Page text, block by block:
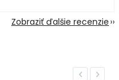
Zobraziť ďalšie recenzie
Previous
Next